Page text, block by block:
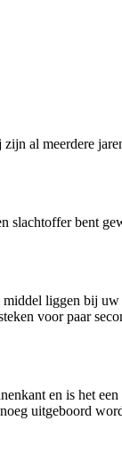
al meerdere
slachtoffer bent
liggen bij
voor paar
en is het
uitgeboord